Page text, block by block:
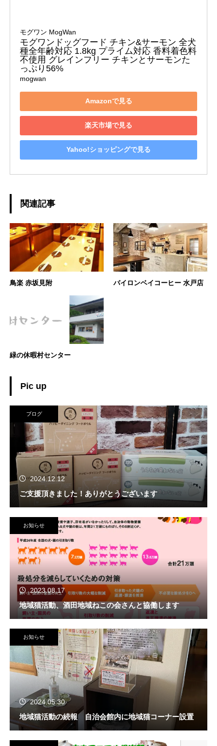
モグワン MogWan
モグワンドッグフード チキン&サーモン 全犬
種全年齢対応 1.8kg プライム対応 香料着色料
不使用 グレインフリー チキンとサーモンた
っぷり56%
mogwan
Amazonで見る
楽天市場で見る
Yahoo!ショッピングで見る
関連記事
鳥楽 赤坂見附 バイロンベイコーヒー 水戸店
緑の休暇村センター
Pic up
ブログ
2024.12.12
ご支援頂きました！ありがとうございます
お知らせ
2023.08.17
地域猫活動、酒田地域ねこの会さんと協働します
お知らせ
2024.05.30
地域猫活動の続報 自治会館内に地域猫コーナー設置